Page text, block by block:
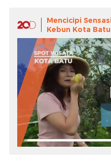
Mencicipi
Kebun Kota Batu